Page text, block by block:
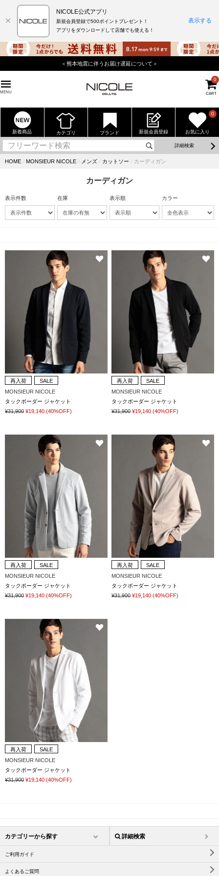
＜熊本地震に伴うお届け遅延について＞
MENU CART
0
新着商品 カテゴリ ブランド 新規会員登録 お気に入り
0
詳細検索
HOME ⁄ MONSIEUR NICOLE ⁄ メンズ ⁄ カットソー ⁄ カーディガン
カーディガン
表示件数 在庫 表示順 カラー
再入荷
SALE
MONSIEUR NICOLE
タックボーダー ジャケット
¥31,900 ¥19,140 (40%OFF)
再入荷
SALE
MONSIEUR NICOLE
タックボーダー ジャケット
¥31,900 ¥19,140 (40%OFF)
再入荷
SALE
MONSIEUR NICOLE
タックボーダー ジャケット
¥31,900 ¥19,140 (40%OFF)
再入荷
SALE
MONSIEUR NICOLE
タックボーダー ジャケット
¥31,900 ¥19,140 (40%OFF)
再入荷
SALE
MONSIEUR NICOLE
タックボーダー ジャケット
¥31,900 ¥19,140 (40%OFF)
カテゴリーから探す 詳細検索
ご利用ガイド
よくあるご質問
NICOLE公式アプリ
新規会員登録で500ポイントプレゼント！
アプリをダウンロードして店舗でも使える！
表示する